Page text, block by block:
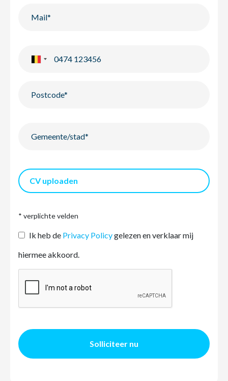
CV uploaden
* verplichte velden
Ik heb de Privacy Policygelezen en verklaar mij
hiermee akkoord.
Solliciteer nu